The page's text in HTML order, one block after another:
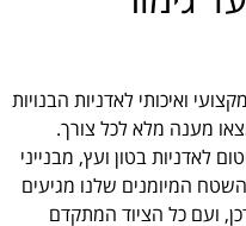
ואיכותי לאדניות הבנויות
מענה מלא לכל צורך.
לאדניות בטון ועץ, מבנייני
השטח המיומנים שלנו מגיעים
ועם כל הציוד המתקדם